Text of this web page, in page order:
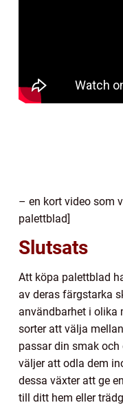
– en kort video som
palettblad]
Slutsats
Att köpa palettblad
av deras färgstarka
användbarhet i olika
sorter att välja
passar din smak och
väljer att odla dem
dessa växter att ge
till ditt hem eller